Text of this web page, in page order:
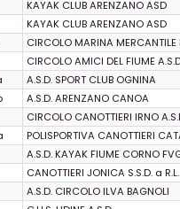
KAYAK CLUB ARENZANO ASD
KAYAK CLUB ARENZANO ASD
CIRCOLO MARINA MERCANTILE
CIRCOLO AMICI DEL FIUME
A.S.D. SPORT CLUB OGNINA
A.S.D. ARENZANO CANOA
CIRCOLO CANOTTIERI IRNO
POLISPORTIVA CANOTTIERI
A.S.D. KAYAK FIUME CORNO
CANOTTIERI JONICA S.S.D. a R.L.
A.S.D. CIRCOLO ILVA BAGNOLI